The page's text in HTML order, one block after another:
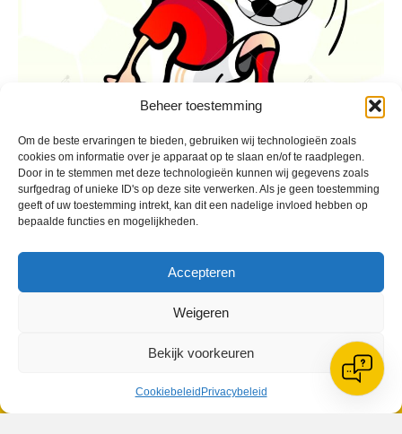
Beheer toestemming
Om de beste ervaringen te bieden, gebruiken wij technologieën zoals
cookies om informatie over je apparaat op te slaan en/of te raadplegen.
Door in te stemmen met deze technologieën kunnen wij gegevens zoals
surfgedrag of unieke ID's op deze site verwerken. Als je geen toestemming
geeft of uw toestemming intrekt, kan dit een nadelige invloed hebben op
bepaalde functies en mogelijkheden.
Accepteren
Weigeren
Bekijk voorkeuren
Cookiebeleid Privacybeleid
Geplaatst in